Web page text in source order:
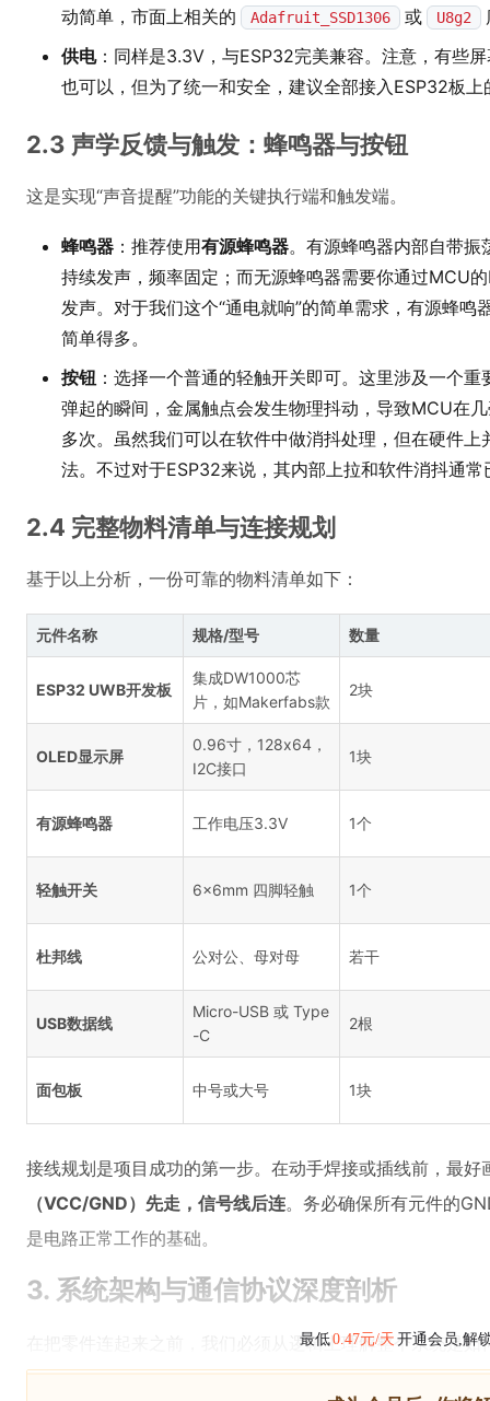
动简单，市面上相关的
Adafruit_SSD1306 或 U8g2
供电：同样是3.3V，与ESP32完美兼容。注意，有些
也可以，但为了统一和安全，建议全部接入ESP32板
2.3 声学反馈与触发：蜂鸣器与按钮
这是实现“声音提醒”功能的关键执行端和触发端。
蜂鸣器 ：推荐使用有源蜂鸣器。有源蜂鸣器内部自带
持续发声，频率固定；而无源蜂鸣器需要你通过MCU
发声。对于我们这个“通电就响”的简单需求，有源蜂鸣
简单得多。
按钮 ：选择一个普通的轻触开关即可。这里涉及一个重
弹起的瞬间，金属触点会发生物理抖动，导致MCU在
多次。虽然我们可以在软件中做消抖处理，但在硬件
法。不过对于ESP32来说，其内部上拉和软件消抖通常
2.4 完整物料清单与连接规划
基于以上分析，一份可靠的物料清单如下：
元件名称 规格/型号 数量
ESP32 UWB开发板
集成DW1000芯
片，如Makerfabs款
2块
OLED显示屏
0.96寸，128x64，
I2C接口
1块
有源蜂鸣器 工作电压3.3V 1个
轻触开关 6x6mm 四脚轻触 1个
杜邦线 公对公、母对母 若干
USB数据线
Micro-USB 或 Type
-C
2根
面包板 中号或大号 1块
接线规划是项目成功的第一步。在动手焊接或插线前，最
（VCC/GND）先走，信号线后连。务必确保所有元件的
是电路正常工作的基础。
3. 系统架构与通信协议深度剖析
在把零件连起来之前，我们必须从逻辑上理解整个系统是
最低0.47元/天 开通会员,解